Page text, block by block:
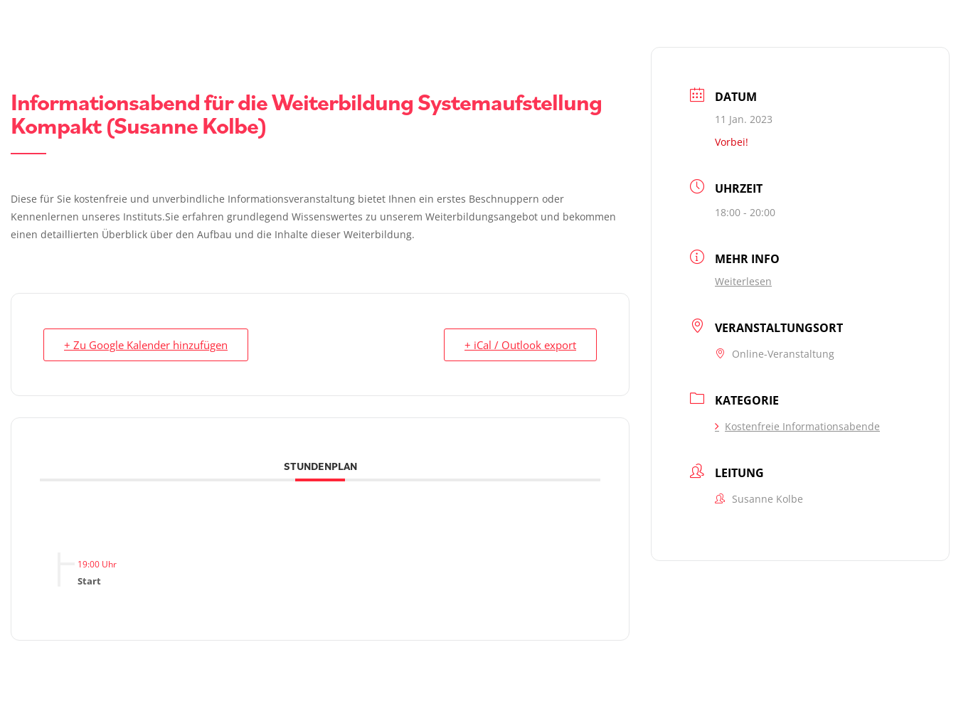
Informationsabend für die Weiterbildung Systemaufstellung
Kompakt (Susanne Kolbe)
Diese für Sie kostenfreie und unverbindliche Informationsveranstaltung bietet Ihnen ein erstes Beschnuppern oder
Kennenlernen unseres Instituts.Sie erfahren grundlegend Wissenswertes zu unserem Weiterbildungsangebot und bekommen
einen detaillierten Überblick über den Aufbau und die Inhalte dieser Weiterbildung.
+ Zu Google Kalender hinzufügen + iCal / Outlook export
STUNDENPLAN
19:00 Uhr
Start
DATUM
11 Jan. 2023
Vorbei!
UHRZEIT
18:00 - 20:00
MEHR INFO
Weiterlesen
VERANSTALTUNGSORT
Online-Veranstaltung
KATEGORIE
Kostenfreie Informationsabende
LEITUNG
Susanne Kolbe